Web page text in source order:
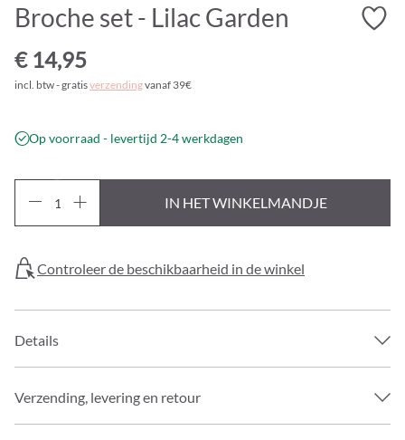
Broche set - Lilac Garden
€ 14,95
incl. btw - gratisverzendingvanaf 39€
Op voorraad - levertijd 2-4 werkdagen
IN HET WINKELMANDJE
Controleer de beschikbaarheid in de winkel
Details
Verzending, levering en retour